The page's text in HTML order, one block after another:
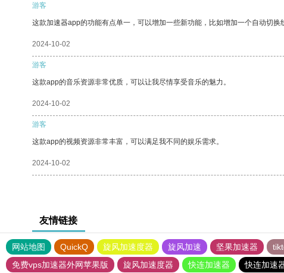
游客
这款加速器app的功能有点单一，可以增加一些新功能，比如增加一个自动切换
2024-10-02
游客
这款app的音乐资源非常优质，可以让我尽情享受音乐的魅力。
2024-10-02
游客
这款app的视频资源非常丰富，可以满足我不同的娱乐需求。
2024-10-02
友情链接
网站地图 QuickQ 旋风加速度器 旋风加速 坚果加速器
免费vps加速器外网苹果版
旋风加速度器 快连加速器 快连加速